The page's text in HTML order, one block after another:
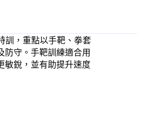
訓，重點以手靶、拳套
防守。手靶訓練適合用
敏銳，並有助提升速度